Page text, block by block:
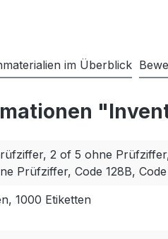
im Überblick
2 of 5 ohne
Prüfziffer, Code 128B, Code
1000 Etiketten